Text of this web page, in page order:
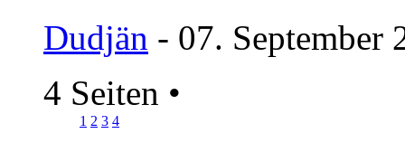
Dudjän - 07. September
4 Seiten •
1 2 3 4